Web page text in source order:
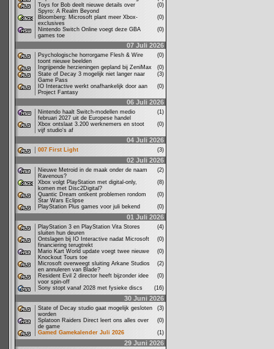
Toys for Bob deelt nieuwe details over
Spyro: A Realm Beyond
(0)
Bloomberg: Microsoft plant meer Xbox-
exclusives
(0)
Nintendo Switch Online voegt deze GBA
games toe
(0)
07 Juli 2026
Psychologische horrorgame Flesh & Wire
toont nieuwe beelden
(0)
Ingrijpende herzieningen gepland bij ZeniMax
(0)
State of Decay 3 mogelijk niet langer naar
Game Pass
(3)
IO Interactive werkt onafhankelijk door aan
Project Fantasy
(0)
06 Juli 2026
Nintendo haalt Switch-modellen medio
februari 2027 uit de Europese handel
(1)
Xbox ontslaat 3.200 werknemers en stoot
vijf studio's af
(0)
04 Juli 2026
007 First Light (3)
02 Juli 2026
Nieuwe Metroid in de maak onder de naam
Ravenous?
(2)
Xbox volgt PlayStation met digital-only,
komen met Disc2Digital?
(8)
Quantic Dream ontkent problemen rondom
Star Wars Eclipse
(0)
PlayStation Plus games voor juli bekend
(0)
01 Juli 2026
PlayStation 3 en PlayStation Vita Stores
sluiten hun deuren
(4)
Ontslagen bij IO Interactive nadat Microsoft
financiering terugtrekt
(0)
Mario Kart World update voegt twee nieuwe
Knockout Tours toe
(0)
Microsoft overweegt sluiting Arkane Studios
en annuleren van Blade?
(2)
Resident Evil 2 director heeft bijzonder idee
voor spin-off
(0)
Sony stopt vanaf 2028 met fysieke discs
(16)
30 Juni 2026
State of Decay studio gaat mogelijk gesloten
worden
(3)
Splatoon Raiders Direct leert ons alles over
de game
(0)
Gamed Gamekalender Juli 2026
(1)
29 Juni 2026